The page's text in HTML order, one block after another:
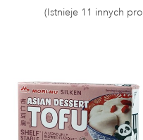
(Istnieje 11 innych